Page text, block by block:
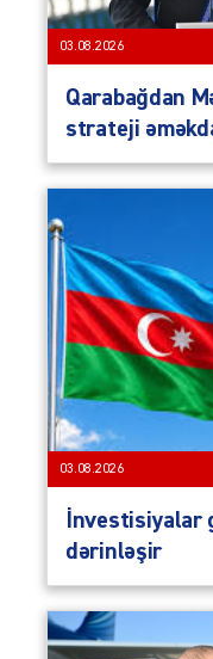
03.08.2026
Qarabağdan
strateji
03.08.2026
İnvestisiyalar
dərinləşir